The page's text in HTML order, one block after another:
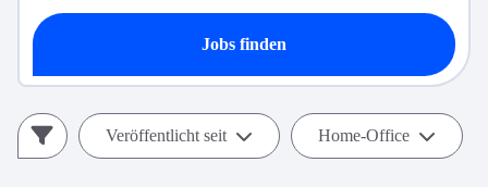
Jobs finden
Veröffentlicht seit Home-Office